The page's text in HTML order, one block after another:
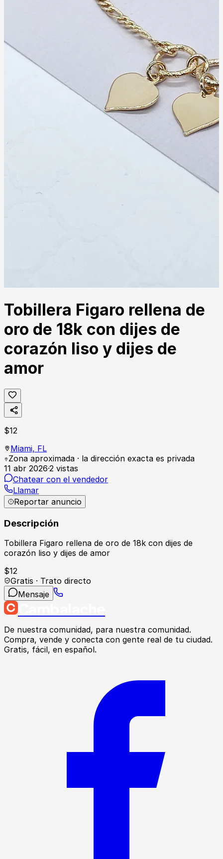
Tobillera Figaro rellena de
oro de 18k con dijes de
corazón liso y dijes de
amor
$12
Miami, FL
Zona aproximada · la dirección exacta es privada
11 abr 2026·2 vistas
Chatear con el vendedor
Llamar
Reportar anuncio
Descripción
Tobillera Figaro rellena de oro de 18k con dijes de
corazón liso y dijes de amor
$12
Gratis · Trato directo
Mensaje
De nuestra comunidad, para nuestra comunidad.
Compra, vende y conecta con gente real de tu ciudad.
Gratis, fácil, en español.